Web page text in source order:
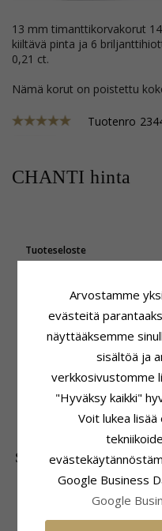
13 mm timanttikorvakorut 14 karaatin kultaa ja valkokul kanssa
kiiltävä pinta ja 6
0,21 ct.
Nämä korut on poistettu
Tuotenro
CHANTI hinta
Tuoteseloste
Jalometalli:
14 Karaatin Kultaa Ja Valkokul
Korkeus: 13,4 mm
Leveys: 4,8 mm
13,1 mm
SUOSITUIMMAT
Arvostamme
evästeitä
näyttääksemme
sisältöä ja
verkkosivustomme
"Hyväksy kaikki"
Voit lukea
Google Business
Google